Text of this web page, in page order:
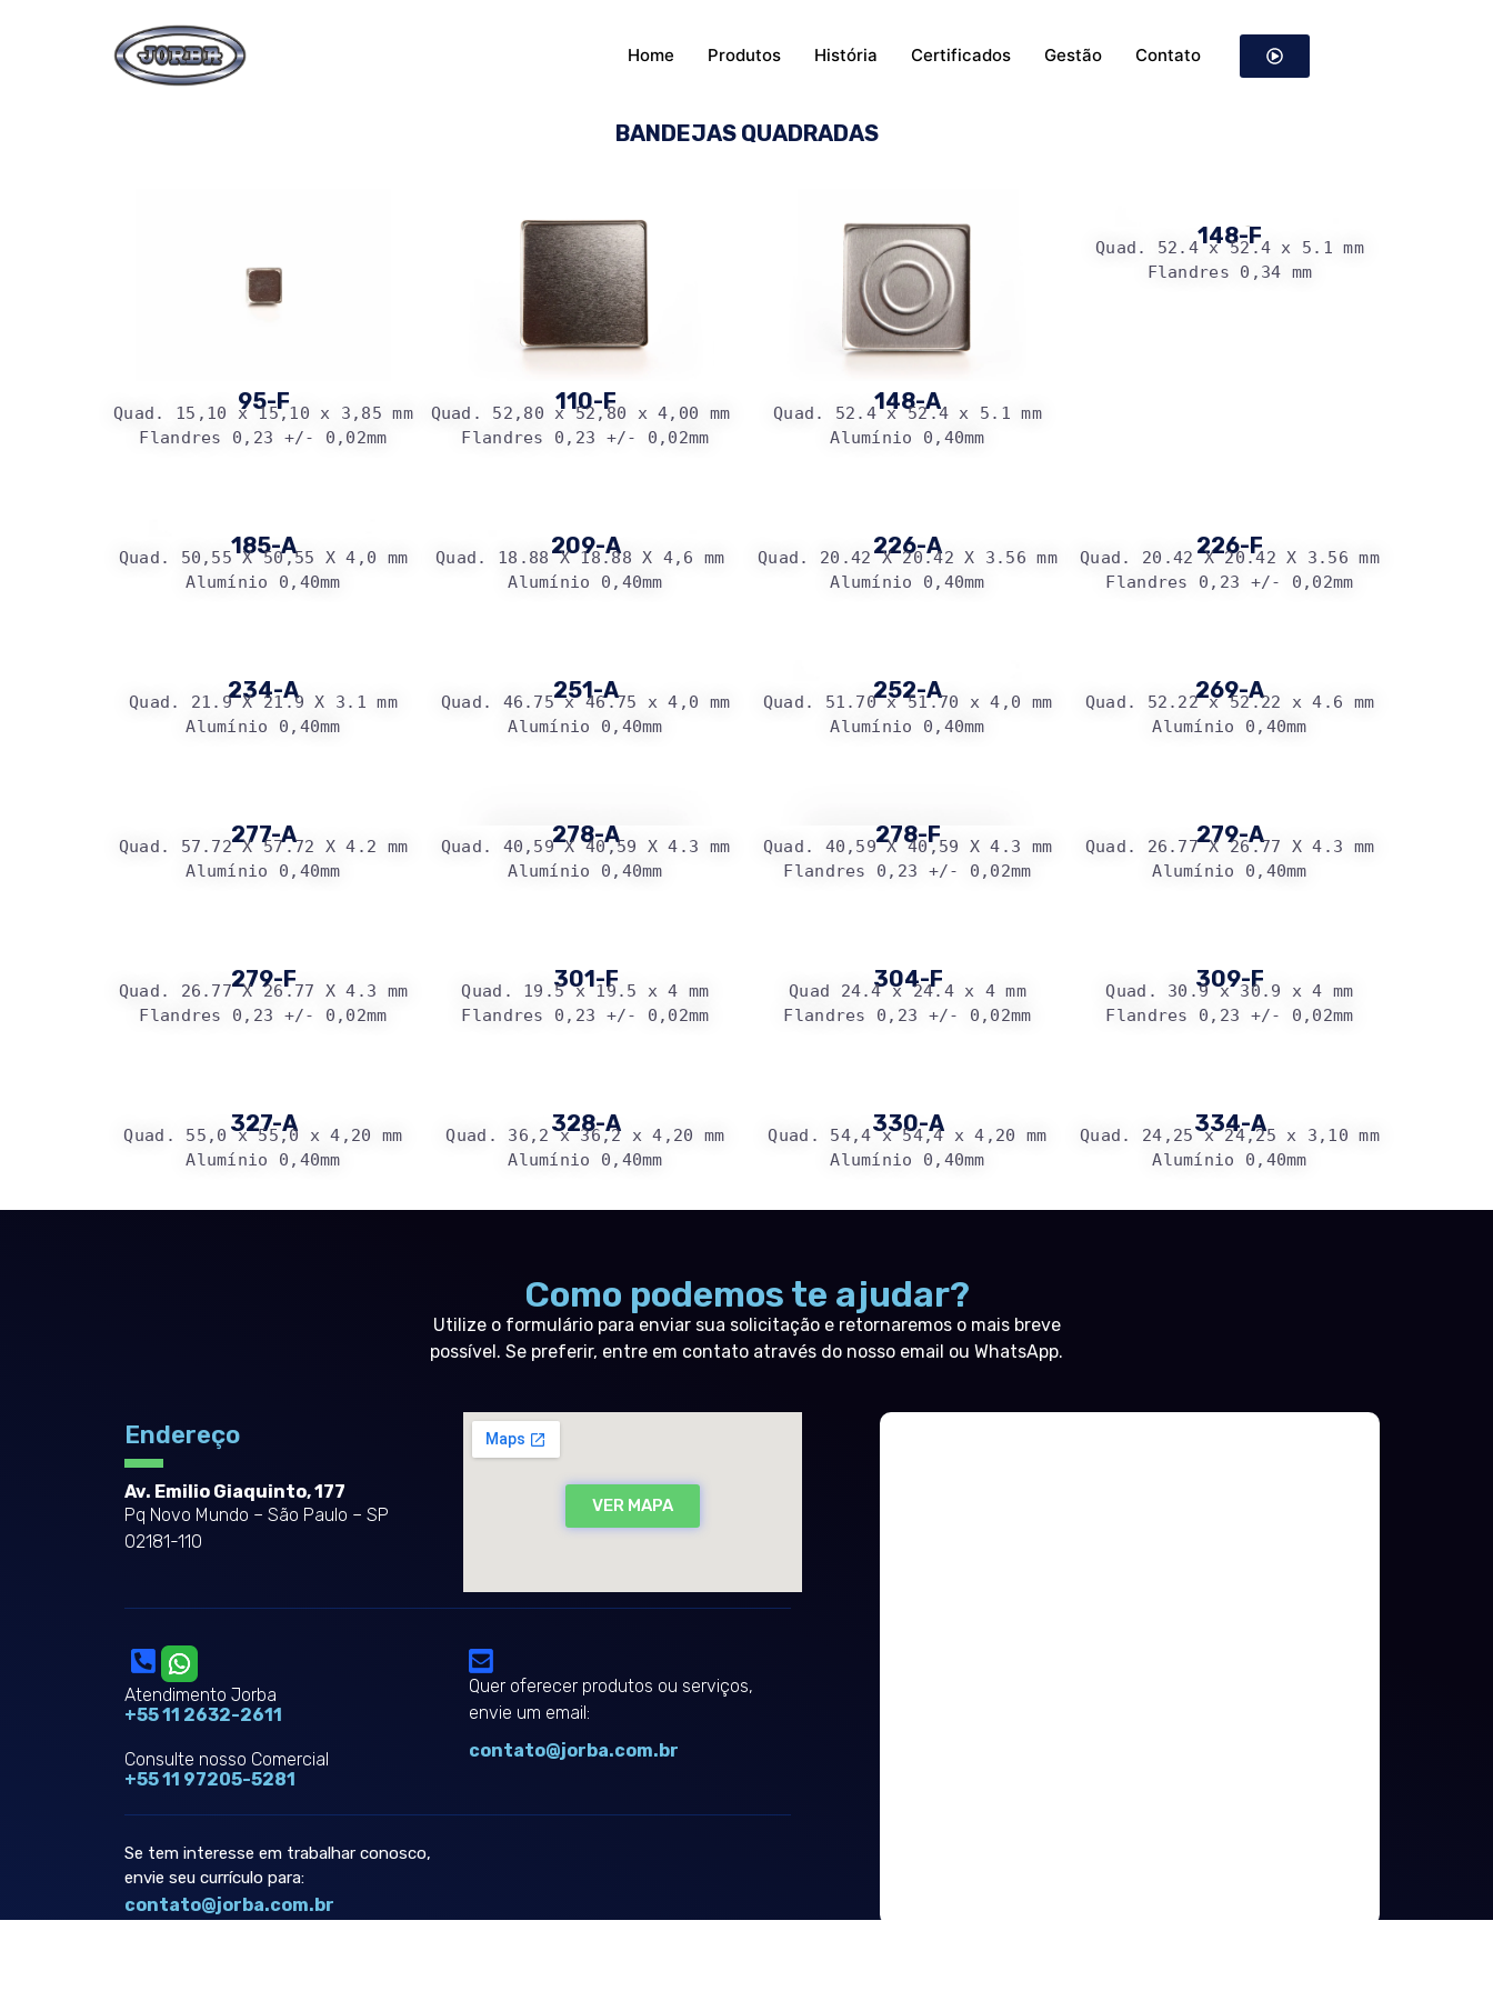
Home Produtos História Certificados Gestão Contato
BANDEJAS QUADRADAS
95-F
Quad. 15,10 x 15,10 x 3,85 mm
Flandres 0,23 +/- 0,02mm
110-F
Quad. 52,80 x 52,80 x 4,00 mm
Flandres 0,23 +/- 0,02mm
148-A
Quad. 52.4 x 52.4 x 5.1 mm
Alumínio 0,40mm
148-F
Quad. 52.4 x 52.4 x 5.1 mm
Flandres 0,34 mm
185-A
Quad. 50,55 X 50,55 X 4,0 mm
Alumínio 0,40mm
209-A
Quad. 18.88 X 18.88 X 4,6 mm
Alumínio 0,40mm
226-A
Quad. 20.42 X 20.42 X 3.56 mm
Alumínio 0,40mm
226-F
Quad. 20.42 X 20.42 X 3.56 mm
Flandres 0,23 +/- 0,02mm
234-A
Quad. 21.9 X 21.9 X 3.1 mm
Alumínio 0,40mm
251-A
Quad. 46.75 x 46.75 x 4,0 mm
Alumínio 0,40mm
252-A
Quad. 51.70 x 51.70 x 4,0 mm
Alumínio 0,40mm
269-A
Quad. 52.22 x 52.22 x 4.6 mm
Alumínio 0,40mm
277-A
Quad. 57.72 X 57.72 X 4.2 mm
Alumínio 0,40mm
278-A
Quad. 40,59 X 40,59 X 4.3 mm
Alumínio 0,40mm
278-F
Quad. 40,59 X 40,59 X 4.3 mm
Flandres 0,23 +/- 0,02mm
279-A
Quad. 26.77 X 26.77 X 4.3 mm
Alumínio 0,40mm
279-F
Quad. 26.77 X 26.77 X 4.3 mm
Flandres 0,23 +/- 0,02mm
301-F
Quad. 19.5 x 19.5 x 4 mm
Flandres 0,23 +/- 0,02mm
304-F
Quad 24.4 x 24.4 x 4 mm
Flandres 0,23 +/- 0,02mm
309-F
Quad. 30.9 x 30.9 x 4 mm
Flandres 0,23 +/- 0,02mm
327-A
Quad. 55,0 x 55,0 x 4,20 mm
Alumínio 0,40mm
328-A
Quad. 36,2 x 36,2 x 4,20 mm
Alumínio 0,40mm
330-A
Quad. 54,4 x 54,4 x 4,20 mm
Alumínio 0,40mm
334-A
Quad. 24,25 x 24,25 x 3,10 mm
Alumínio 0,40mm
Como podemos te ajudar?
Utilize o formulário para enviar sua solicitação e retornaremos o mais breve
possível. Se preferir, entre em contato através do nosso email ou WhatsApp.
Endereço
Av. Emilio Giaquinto, 177
Pq Novo Mundo – São Paulo – SP
02181-110
VER MAPA
Atendimento Jorba
+55 11 2632-2611
Consulte nosso Comercial
+55 11 97205-5281
Quer oferecer produtos ou serviços,
envie um email:
contato@jorba.com.br
Se tem interesse em trabalhar conosco,
envie seu currículo para:
contato@jorba.com.br